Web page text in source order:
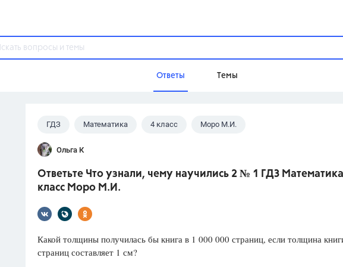
Ответы Темы
Популярные темы
ГДЗ
ОГЭ
ФИПИ
Домашнее задание
Учебники
ГДЗ Математика 4 класс Моро М.И.
Ольга К
Ответьте Что узнали, чему научились 2 № 1 ГДЗ
класс Моро М.И.
Какой толщины получилась бы книга в 1 000 000 страниц, если толщина
страниц составляет 1 см?